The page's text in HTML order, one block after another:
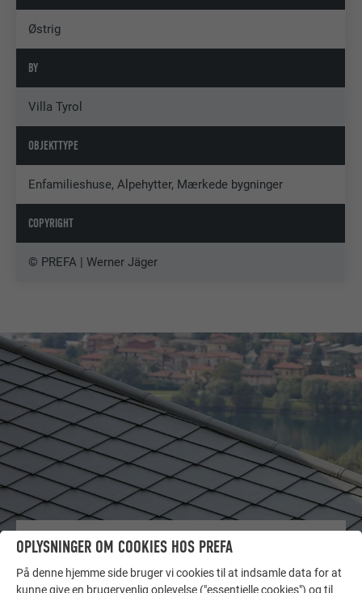
Østrig
BY
Villa Tyrol
OBJEKTTYPE
Enfamilieshuse, Alpehytter, Mærkede bygninger
COPYRIGHT
© PREFA | Werner Jäger
FLERE REFERENCER
OPLYSNINGER OM COOKIES HOS PREFA
På denne hjemme side bruger vi cookies til at indsamle data for at
kunne give en brugervenlig oplevelse ("essentielle cookies") og til